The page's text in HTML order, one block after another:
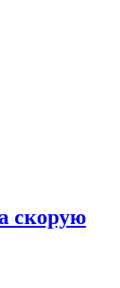
скорую